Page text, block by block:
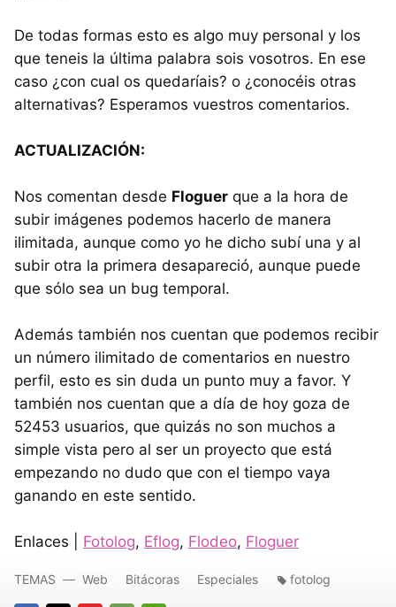
De todas formas esto es algo muy personal y los
que teneis la última palabra sois vosotros. En ese
caso ¿con cual os quedaríais? o ¿conocéis otras
alternativas? Esperamos vuestros comentarios.
ACTUALIZACIÓN:
Nos comentan desde Floguer que a la hora de
subir imágenes podemos hacerlo de manera
ilimitada, aunque como yo he dicho subí una y al
subir otra la primera desapareció, aunque puede
que sólo sea un bug temporal.
Además también nos cuentan que podemos recibir
un número ilimitado de comentarios en nuestro
perfil, esto es sin duda un punto muy a favor. Y
también nos cuentan que a día de hoy goza de
52453 usuarios, que quizás no son muchos a
simple vista pero al ser un proyecto que está
empezando no dudo que con el tiempo vaya
ganando en este sentido.
Enlaces | Fotolog, Eflog, Flodeo, Floguer
TEMAS Web Bitácoras Especiales fotolog